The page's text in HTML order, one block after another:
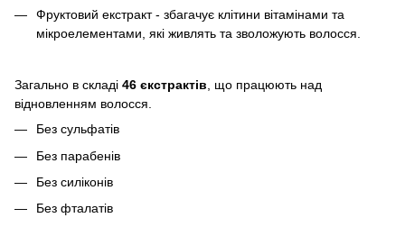
Фруктовий екстракт - збагачує клітини вітамінами та
мікроелементами, які живлять та зволожують волосся.
Загально в складі 46 єкстрактів, що працюють над
відновленням волосся.
Без сульфатів
Без парабенів
Без силіконів
Без фталатів